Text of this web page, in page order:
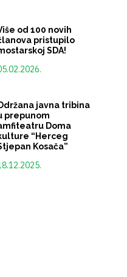
od 100 novih
pristupilo
SDA!
javna tribina
prepunom
Doma
“Herceg
Kosača”